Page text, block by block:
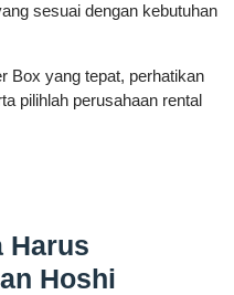
sesuai dengan kebutuhan
Box yang tepat, perhatikan
pilihlah perusahaan rental
Harus
Hoshi